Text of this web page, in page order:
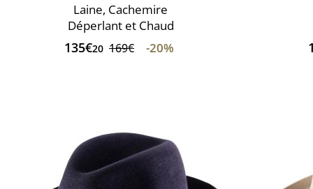
Laine, Cachemire
Déperlant et Chaud
135€20 169€ -20%